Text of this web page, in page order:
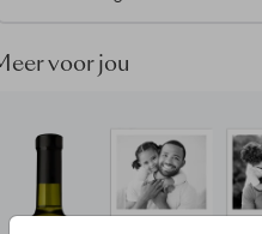
voor jou